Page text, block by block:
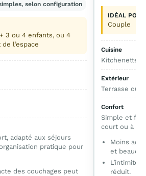
selon configuration
3 ou 4 enfants, ou 4
l’espace
adapté aux séjours
pratique pour
des couchages peut
IDÉAL POUR
Couple
Cuisine
Kitchenette
Extérieur
Terrasse ou
Confort
Simple et
court ou à
Moins
et
L’intimité
réduit.